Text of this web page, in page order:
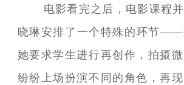
电影看完之后，电影课程
晓琳安排了一个特殊的环节——
她要求学生进行再创作，拍摄
纷纷上场扮演不同的角色，再